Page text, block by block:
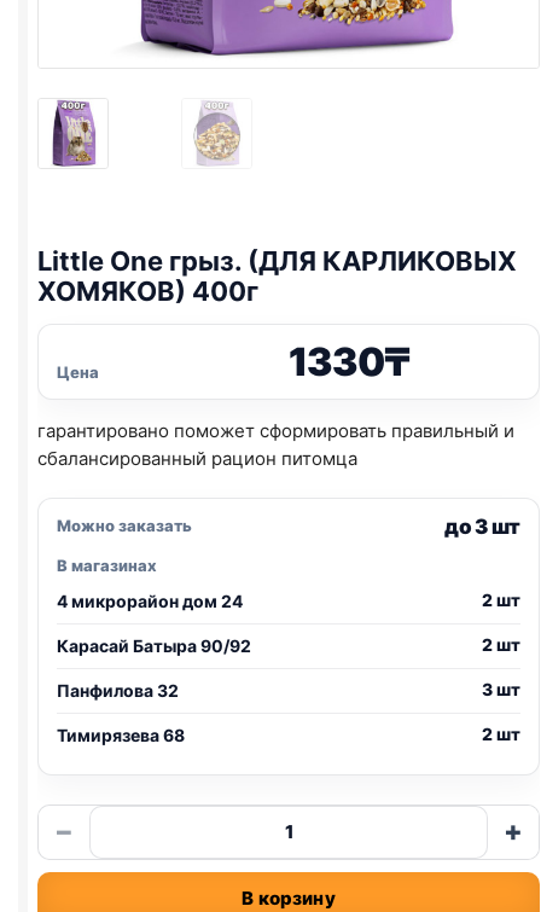
Little One грыз. (ДЛЯ КАРЛИКОВЫХ
ХОМЯКОВ) 400г
Цена 1330₸
гарантировано поможет сформировать правильный и
сбалансированный рацион питомца
Можно заказать до 3 шт
В магазинах
4 микрорайон дом 24 2 шт
Карасай Батыра 90/92 2 шт
Панфилова 32 3 шт
Тимирязева 68 2 шт
−
Количество
товара
Little
+
В корзину